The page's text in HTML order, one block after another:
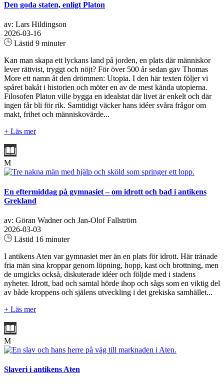
Den goda staten, enligt Platon
av: Lars Hildingson
2026-03-16
Lästid 9 minuter
Kan man skapa ett lyckans land på jorden, en plats där människor
lever rättvist, tryggt och nöjt? För över 500 år sedan gav Thomas
More ett namn åt den drömmen: Utopia. I den här texten följer vi
spåret bakåt i historien och möter en av de mest kända utopierna.
Filosofen Platon ville bygga en idealstat där livet är enkelt och där
ingen får bli för rik. Samtidigt väcker hans idéer svåra frågor om
makt, frihet och människovärde...
+ Läs mer
M
En eftermiddag på gymnasiet – om idrott och bad i antikens
Grekland
av: Göran Wadner och Jan-Olof Fallström
2026-03-03
Lästid 16 minuter
I antikens Aten var gymnasiet mer än en plats för idrott. Här tränade
fria män sina kroppar genom löpning, hopp, kast och brottning, men
de umgicks också, diskuterade idéer och följde med i stadens
nyheter. Idrott, bad och samtal hörde ihop och sågs som en viktig del
av både kroppens och själens utveckling i det grekiska samhället...
+ Läs mer
M
Slaveri i antikens Aten